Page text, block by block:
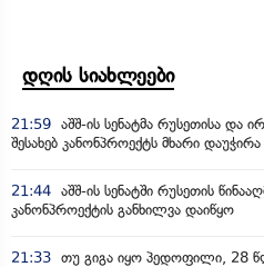
დღის სიახლეები
21:59 აშშ-ის სენატმა რუსეთისა და
შესახებ კანონპროექტს მხარი დაუჭირა
21:44 აშშ-ის სენატში რუსეთის
კანონპროექტის განხილვა დაიწყო
21:33 თუ გიგა იყო პედოფილი, 28